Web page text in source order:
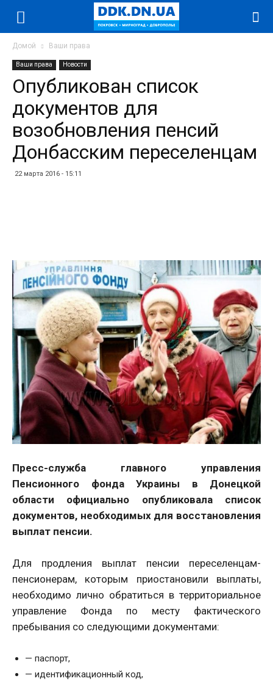
Домой Ваши права
Ваши права Новости
Опубликован список
документов для
возобновления пенсий
Донбасским переселенцам
22 марта 2016 - 15:11
Пресс-служба главного управления
Пенсионного фонда Украины в Донецкой
области официально опубликовала список
документов, необходимых для восстановления
выплат пенсии.
Для продления выплат пенсии переселенцам-
пенсионерам, которым приостановили выплаты,
необходимо лично обратиться в территориальное
управление Фонда по месту фактического
пребывания со следующими документами:
— паспорт,
— идентификационный код,